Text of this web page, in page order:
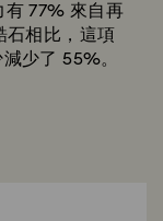
77% 來自再
石相比，這項
少了 55%。